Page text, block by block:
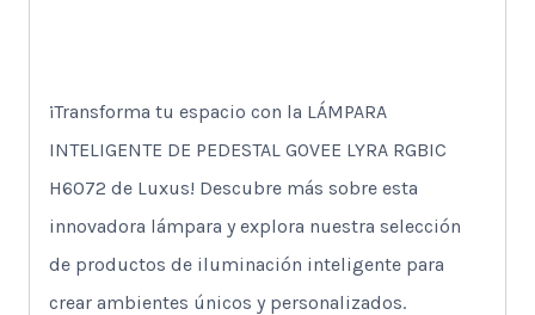
¡Transforma tu espacio con la LÁMPARA
INTELIGENTE DE PEDESTAL GOVEE LYRA RGBIC
H6072 de Luxus! Descubre más sobre esta
innovadora lámpara y explora nuestra selección
de productos de iluminación inteligente para
crear ambientes únicos y personalizados.